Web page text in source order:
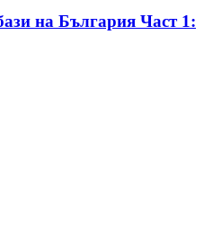
на България Част 1: